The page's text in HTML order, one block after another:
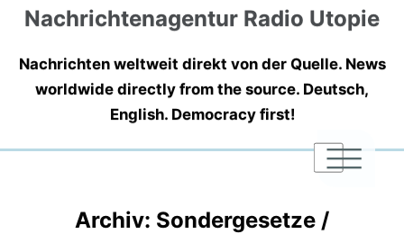
Nachrichtenagentur Radio Utopie
Nachrichten weltweit direkt von der Quelle. News
worldwide directly from the source. Deutsch,
English. Democracy first!
|
|
|
Archiv: Sondergesetze /